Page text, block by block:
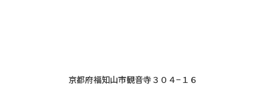
京都府福知山市観音寺３０４−１６